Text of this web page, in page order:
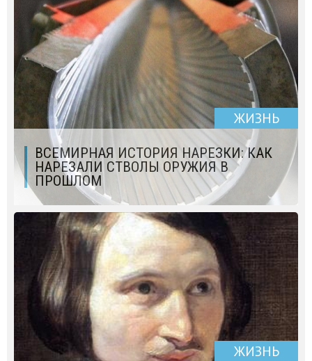
ЖИЗНЬ
ВСЕМИРНАЯ ИСТОРИЯ НАРЕЗКИ: КАК
НАРЕЗАЛИ СТВОЛЫ ОРУЖИЯ В
ПРОШЛОМ
ЖИЗНЬ